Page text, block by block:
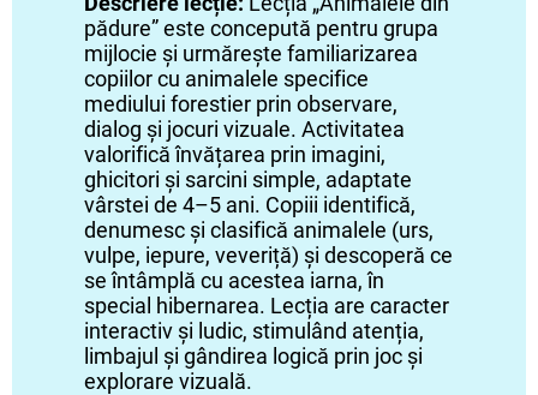
pădure” este concepută pentru grupa
mijlocie și urmărește familiarizarea
copiilor cu animalele specifice
mediului forestier prin observare,
dialog și jocuri vizuale. Activitatea
valorifică învățarea prin imagini,
ghicitori și sarcini simple, adaptate
vârstei de 4–5 ani. Copiii identifică,
denumesc și clasifică animalele (urs,
vulpe, iepure, veveriță) și descoperă ce
se întâmplă cu acestea iarna, în
special hibernarea. Lecția are caracter
interactiv și ludic, stimulând atenția,
limbajul și gândirea logică prin joc și
explorare vizuală.